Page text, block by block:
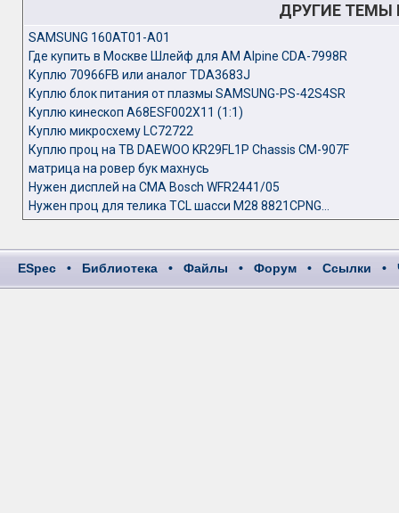
ДРУГИЕ ТЕМЫ
SAMSUNG 160AT01-A01
Где купить в Москве Шлейф для АМ Alpine CDA-7998R
Куплю 70966FB или аналог TDA3683J
Куплю блок питания от плазмы SAMSUNG-PS-42S4SR
Куплю кинескоп А68ESF002X11 (1:1)
Куплю микросхему LC72722
Куплю проц на ТВ DAEWOO KR29FL1P Chassis CM-907F
матрица на ровер бук махнусь
Нужен дисплей на СМА Bosch WFR2441/05
Нужен проц для телика TCL шасси M28 8821CPNG...
ESpec • Библиотека • Файлы • Форум • Ссылки •